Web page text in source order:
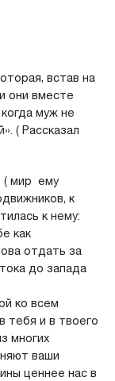
встав на
они вместе
муж не
( Рассказал
( мир ему
к
к нему:
как
отдать за
до запада
ко всем
тебя и в твоего
многих
ваши
ценнее нас в